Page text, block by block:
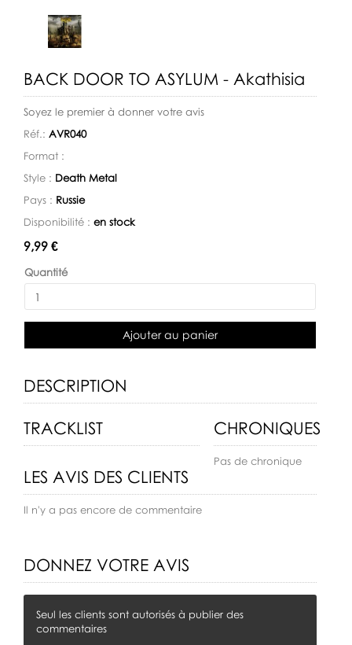
BACK DOOR TO ASYLUM - Akathisia
Soyez le premier à donner votre avis
Réf.: AVR040
Format :
Style : Death Metal
Pays : Russie
Disponibilité : en stock
Disponibilité:
9,99 €
Quantité
Ajouter au panier
DESCRIPTION
TRACKLIST CHRONIQUES
Pas de chronique
LES AVIS DES CLIENTS
Il n'y a pas encore de commentaire
DONNEZ VOTRE AVIS
Seul les clients sont autorisés à publier des
commentaires